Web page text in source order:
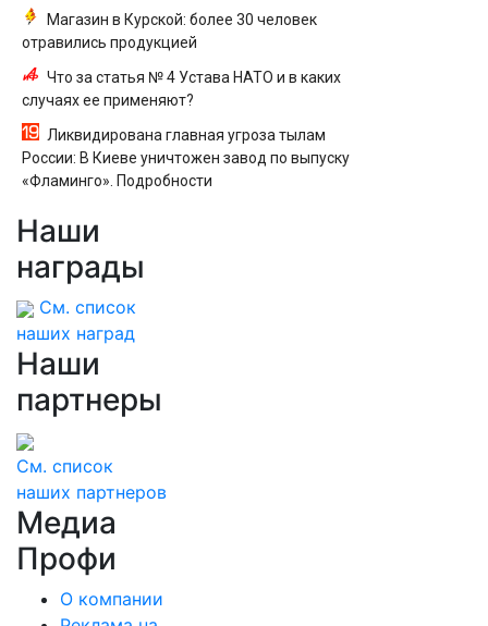
Магазин в Курской: более 30 человек
отравились продукцией
Что за статья № 4 Устава НАТО и в каких
случаях ее применяют?
Ликвидирована главная угроза тылам
России: В Киеве уничтожен завод по выпуску
«Фламинго». Подробности
Наши
награды
См. список
наших наград
Наши
партнеры
См. список
наших партнеров
Медиа
Профи
О компании